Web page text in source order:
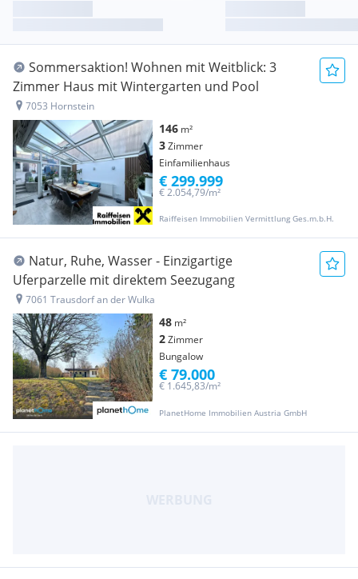
Sommersaktion! Wohnen mit Weitblick: 3
Zimmer Haus mit Wintergarten und Pool
7053 Hornstein
146 m²
3Zimmer
Einfamilienhaus
Raiffeisen Immobilien Vermittlung Ges.m.b.H.
€ 2.054,79/m²
€ 299.999
Natur, Ruhe, Wasser - Einzigartige
Uferparzelle mit direktem Seezugang
7061 Trausdorf an der Wulka
48 m²
2Zimmer
Bungalow
PlanetHome Immobilien Austria GmbH
€ 1.645,83/m²
€ 79.000